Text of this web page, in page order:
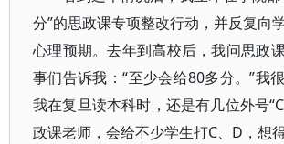
分”的思政课专项整改行动，并反复向
心理预期。去年到高校后，我问思政
事们告诉我：“至少会给80多分。”我
我在复旦读本科时，还是有几位外号
政课老师，会给不少学生打C、D，想